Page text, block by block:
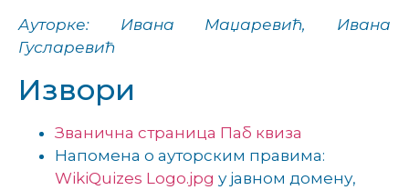
Ауторке: Ивана Маџаревић, Ивана
Гусларевић
Извори
Званична страница Паб квиза
Напомена о ауторским правима:
WikiQuizes Logo.jpg у јавном домену,